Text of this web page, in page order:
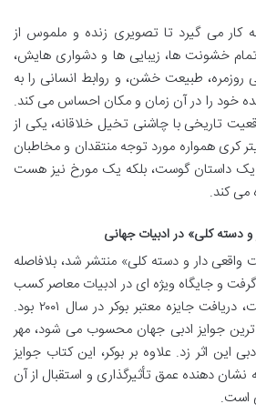
کار می گیرد تا تصویری زنده و ملموس از
تمام خشونت ها، زیبایی ها و دشواری هایش،
روزمره، طبیعت خشن، و روابط انسانی را به
خود را در آن زمان و مکان احساس می کند.
تاریخی با چاشنی تخیل خلاقانه، یکی از
کری همواره مورد توجه منتقدان و مخاطبان
یک داستان گوست، بلکه یک مورخ نیز هست
می کند.
دسته کلی» در ادبیات جهانی
دار و دسته کلی» منتشر شد، بلافاصله
و جایگاه ویژه ای در ادبیات معاصر کسب
کرد. نقطه اوج این موفقیت، دریافت جایزه معتبر بوکر در سال ۲۰۰۱ بود.
ترین جوایز ادبی جهان محسوب می شود، مهر
این اثر زد. علاوه بر بوکر، این کتاب جوایز
نشان دهنده عمق تأثیرگذاری و استقبال از آن
است.